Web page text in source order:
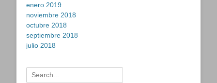
enero 2019
noviembre 2018
octubre 2018
septiembre 2018
julio 2018
Buscar: